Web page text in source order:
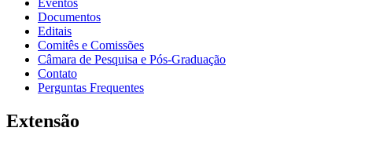
Documentos
Editais
Comitês e Comissões
Câmara de Pesquisa e Pós-Graduação
Contato
Perguntas Frequentes
Extensão